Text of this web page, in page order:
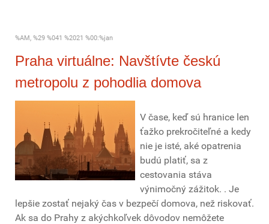
%AM, %29 %041 %2021 %00:%jan
Praha virtuálne: Navštívte českú
metropolu z pohodlia domova
V čase, keď sú hranice len
ťažko prekročiteľné a kedy
nie je isté, aké opatrenia
budú platiť, sa z
cestovania stáva
výnimočný zážitok. . Je
lepšie zostať nejaký čas v bezpečí domova, než riskovať.
Ak sa do Prahy z akýchkoľvek dôvodov nemôžete